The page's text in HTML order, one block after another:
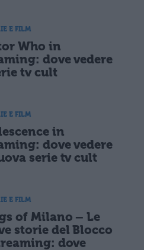
E FILM
Who in
dove vedere
tv cult
E FILM
in
dove vedere
serie tv cult
E FILM
of Milano – Le
storie del Blocco
dove